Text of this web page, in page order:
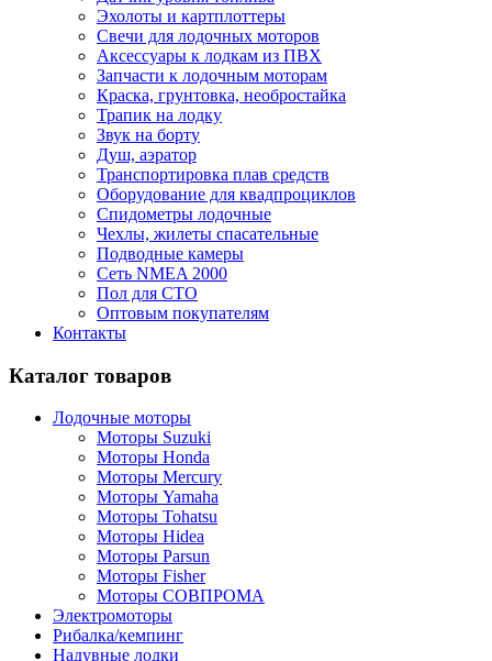
Эхолоты и картплоттеры
Cвечи для лодочных моторов
Аксессуары к лодкам из ПВХ
Запчасти к лодочным моторам
Краска, грунтовка, необростайка
Трапик на лодку
Звук на борту
Душ, аэратор
Транспортировка плав средств
Оборудование для квадпроциклов
Спидометры лодочные
Чехлы, жилеты спасательные
Подводные камеры
Сеть NMEA 2000
Пол для СТО
Оптовым покупателям
Контакты
Каталог товаров
Лодочные моторы
Моторы Suzuki
Моторы Honda
Моторы Mercury
Моторы Yamaha
Моторы Tohatsu
Моторы Hidea
Моторы Parsun
Моторы Fisher
Моторы СОВПРОМА
Электромоторы
Рибалка/кемпинг
Надувные лодки